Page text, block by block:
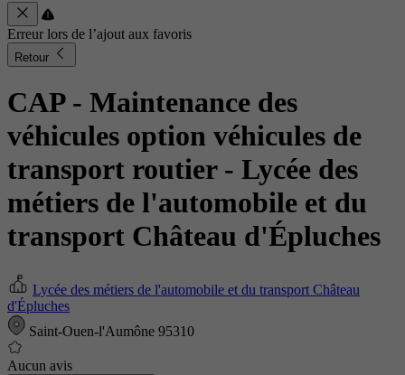
Erreur lors de l’ajout aux favoris
Retour
CAP - Maintenance des
véhicules option véhicules de
transport routier - Lycée des
métiers de l'automobile et du
transport Château d'Épluches
Lycée des métiers de l'automobile et du transport Château
d'Épluches
Saint-Ouen-l'Aumône 95310
Aucun avis